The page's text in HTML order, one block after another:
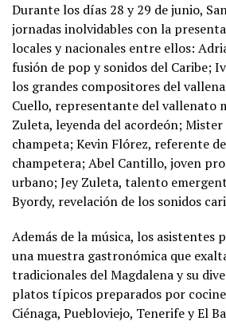
Durante los días 28 y 29 de junio,
jornadas inolvidables con la
locales y nacionales entre ellos:
fusión de pop y sonidos del Caribe;
los grandes compositores del
Cuello, representante del vallenato
Zuleta, leyenda del acordeón;
champeta; Kevin Flórez, referente
champetera; Abel Cantillo, joven
urbano; Jey Zuleta, talento
Byordy, revelación de los sonidos
Además de la música, los asistentes
una muestra gastronómica que
tradicionales del Magdalena y su
platos típicos preparados por
Ciénaga, Puebloviejo, Tenerife y El